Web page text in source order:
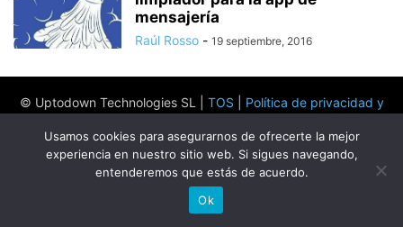
mensajería
Raúl Rosso - 19 septiembre, 2016
© Uptodown Technologies SL | TOS
Política de privacidad y
Usamos cookies para asegurarnos de ofrecerte la mejor
experiencia en nuestro sitio web. Si sigues navegando,
entenderemos que estás de acuerdo.
Ok